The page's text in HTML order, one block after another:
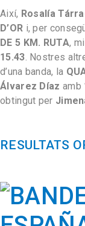
Així, Rosalía
D’OR i, per
DE 5 KM. RUTA,
15.43 . Nostres
d’una banda, la
Álvarez Díaz amb
obtingut per
RESULTATS